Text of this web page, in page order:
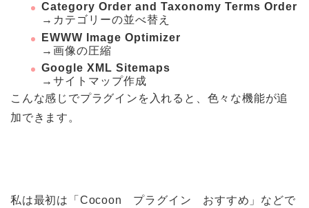
Category Order and Taxonomy Terms Order
→カテゴリーの並べ替え
EWWW Image Optimizer
→画像の圧縮
Google XML Sitemaps
→サイトマップ作成
こんな感じでプラグインを入れると、色々な機能が追
加できます。
私は最初は「Cocoon プラグイン おすすめ」などで